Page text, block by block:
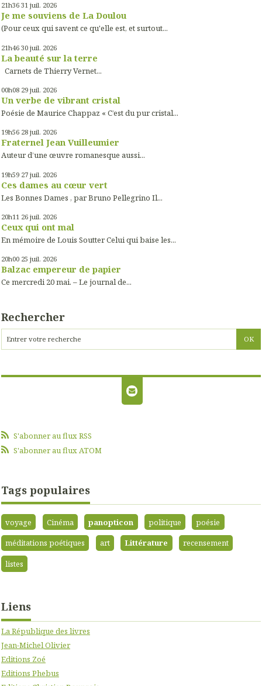
21h36 31 juil. 2026
Je me souviens de La Doulou
(Pour ceux qui savent ce qu'elle est, et surtout...
21h46 30 juil. 2026
La beauté sur la terre
Carnets de Thierry Vernet...
00h08 29 juil. 2026
Un verbe de vibrant cristal
Poésie de Maurice Chappaz « C’est du pur cristal...
19h56 28 juil. 2026
Fraternel Jean Vuilleumier
Auteur d’une œuvre romanesque aussi...
19h59 27 juil. 2026
Ces dames au cœur vert
Les Bonnes Dames , par Bruno Pellegrino Il...
20h11 26 juil. 2026
Ceux qui ont mal
En mémoire de Louis Soutter Celui qui baise les...
20h00 25 juil. 2026
Balzac empereur de papier
Ce mercredi 20 mai. – Le journal de...
Rechercher
S'abonner au flux RSS
S'abonner au flux ATOM
Tags populaires
voyage Cinéma panopticon politique
poésie
méditations poétiques
art Littérature
recensement
listes
Liens
La République des livres
Jean-Michel Olivier
Editions Zoé
Editions Phebus